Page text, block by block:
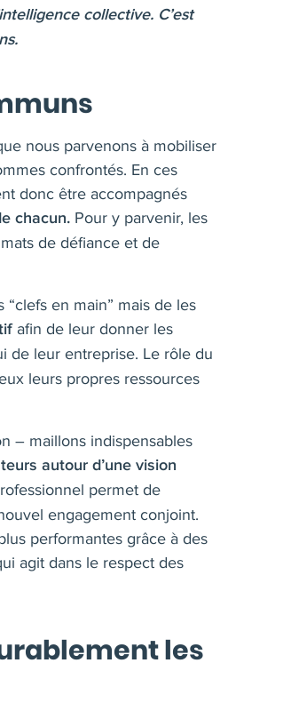
collective. C’est
nous parvenons à mobiliser
confrontés. En ces
donc être accompagnés
chacun. Pour y parvenir, les
de défiance et de
en main” mais de les
afin de leur donner les
de leur entreprise. Le rôle du
leurs propres ressources
– maillons indispensables
autour d’une vision
permet de
engagement conjoint.
performantes grâce à des
agit dans le respect des
les